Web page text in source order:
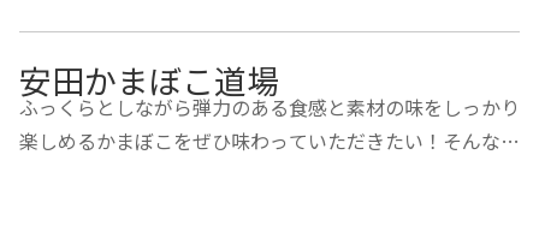
安田かまぼこ道場
ふっくらとしながら弾力のある食感と素材の味をしっかり
楽しめるかまぼこをぜひ味わっていただきたい！そんな想